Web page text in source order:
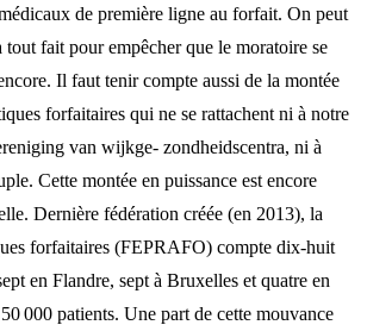
de première ligne au forfait. On peut
tout fait pour empêcher que le moratoire se
Il faut tenir compte aussi de la montée
forfaitaires qui ne se rattachent ni à notre
van wijkge- zondheidscentra, ni à
Cette montée en puissance est encore
Dernière fédération créée (en 2013), la
forfaitaires (FEPRAFO) compte dix-huit
en Flandre, sept à Bruxelles et quatre en
000 patients. Une part de cette mouvance